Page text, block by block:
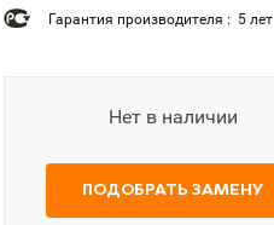
Гарантия производителя : 5 лет
Нет в наличии
ПОДОБРАТЬ ЗАМЕНУ